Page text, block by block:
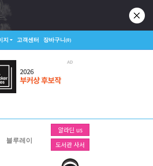
지 고객센터 장바구니(0)
알라딘 us
도서관 사서
블루레이